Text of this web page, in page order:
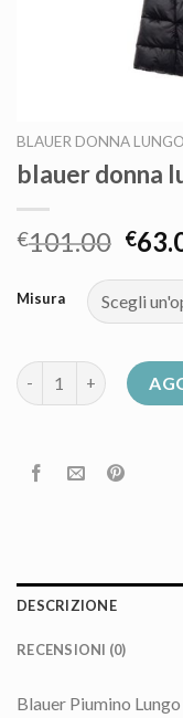
BLAUER DONNA LUNGO
blauer donna
€101.00 €
Misura
blauer donna lungo
DESCRIZIONE
RECENSIONI (0)
Blauer Piumino